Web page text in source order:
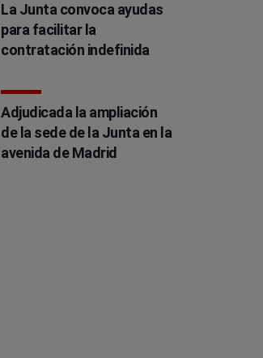
La Junta convoca ayudas
para facilitar la
contratación indefinida
Adjudicada la ampliación
de la sede de la Junta en la
avenida de Madrid